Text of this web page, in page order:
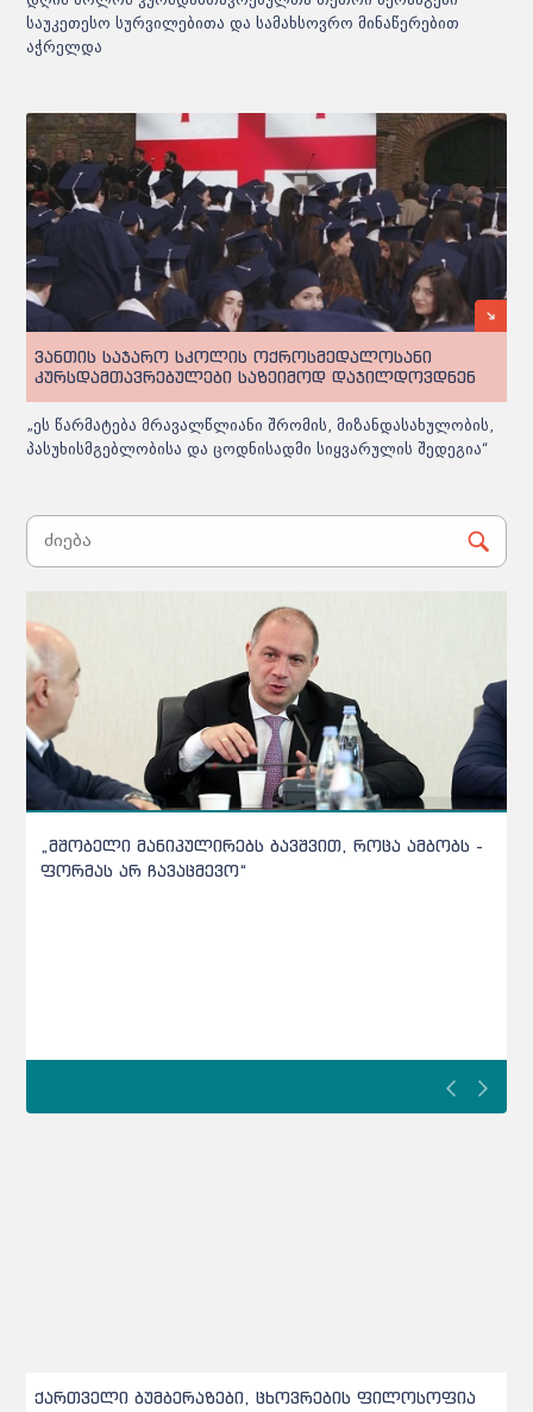
საუკეთესო სურვილებითა და სამახსოვრო მინაწერებით
აჭრელდა
ვანთის საჯარო სკოლის ოქროსმედალოსანი
კურსდამთავრებულები საზეიმოდ დაჯილდოვდნენ
„ეს წარმატება მრავალწლიანი შრომის, მიზანდასახულობის,
პასუხისმგებლობისა და ცოდნისადმი სიყვარულის შედეგია“
რატომ ითხოვენ სკოლები ეროვნულების შედეგებს
და აქვთ თუ არა აბიტურიენტებს ქულების თქმის
ქართველი ბუმბერაზები, ცხოვრების ფილოსოფია